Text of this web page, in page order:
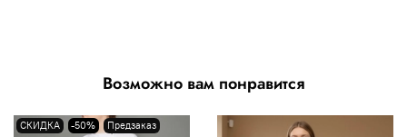
Возможно вам понравится
СКИДКА -50% Предзаказ